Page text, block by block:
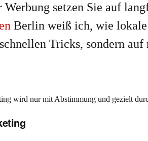
setzen Sie auf
Berlin weiß ich, wie lokale
Tricks, sondern auf